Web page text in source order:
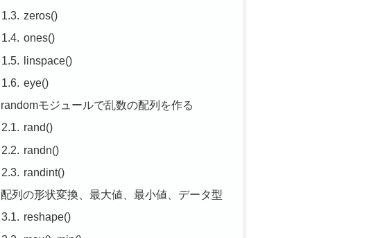
zeros()
ones()
linspace()
eye()
randomモジュールで乱数の配列を作る
rand()
randn()
randint()
配列の形状変換、最大値、最小値、データ型
reshape()